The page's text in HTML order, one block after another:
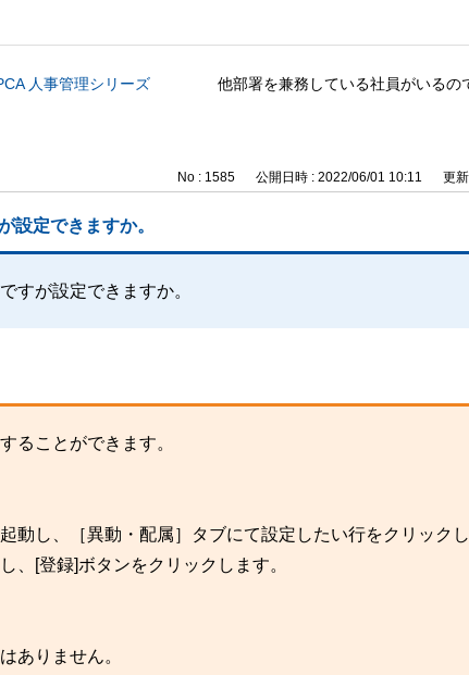
人事管理シリーズ 他部署を兼務している社員がいるの
No : 1585 公開日時 : 2022/06/01 10:11 更
設定できますか。
すが設定できますか。
ることができます。
し、［異動・配属］タブにて設定したい行をクリックし
[登録]ボタンをクリックします。
ありません。